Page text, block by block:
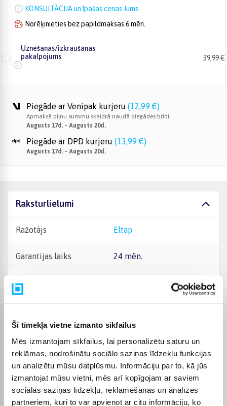
Šī tīmekļa vietne izmanto sīkfailus
Mēs izmantojam sīkfailus, lai personalizētu saturu un
reklāmas, nodrošinātu sociālo saziņas līdzekļu funkcijas
un analizētu mūsu datplūsmu. Informāciju par to, kā jūs
izmantojat mūsu vietni, mēs arī kopīgojam ar saviem
sociālās saziņas līdzekļu, reklamēšanas un analīzes
partneriem, kuri to var apvienot ar citu informāciju, ko
KONSULTĀCIJA un īpašas cenas Jums
Norēķinieties bez papildmaksas 6 mēn.
Uznešanas/izkraušanas
pakalpojums
39,99 €
Piegāde ar Venipak kurjeru (12,99 €)
Apmaksā pilnu summu skaidrā naudā piegādes brīdī.
Augusts 17d. - Augusts 20d.
Piegāde ar DPD kurjeru (13,99 €)
Augusts 17d. - Augusts 20d.
Raksturlielumi
Ražotājs Eltap
Garantijas laiks 24 mēn.
Komplektēšanas valsts
drošības ieteikumi:
Mēbeles ieteicams tīrīt ar
mīkstu drānu vai
speciāliem mēbeļu
kopšanas līdzekļiem,
izvairoties no agresīviem
ķīmiskiem un abrazīviem